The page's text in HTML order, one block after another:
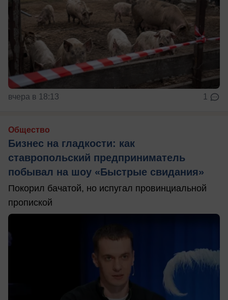
вчера в 18:13 1
Общество
Бизнес на гладкости: как
ставропольский предприниматель
побывал на шоу «Быстрые свидания»
Покорил бачатой, но испугал провинциальной
пропиской